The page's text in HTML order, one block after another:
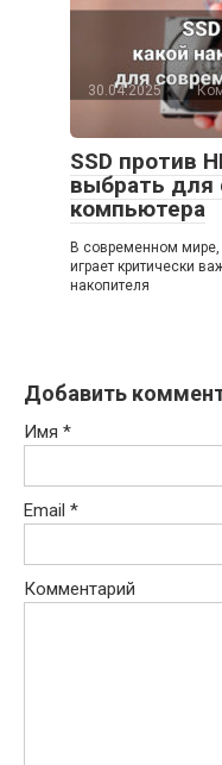
30.04.2025
SSD против
выбрать для
компьютера
В современном мире,
играет критически
накопителя
Добавить
Имя *
Email *
Комментарий